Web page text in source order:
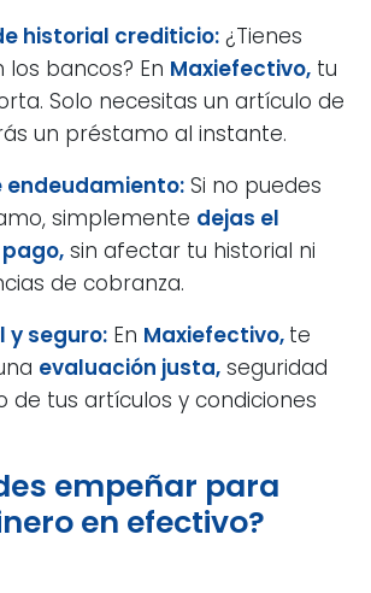
historial crediticio: ¿Tienes
bancos? En Maxiefectivo, tu
Solo necesitas un artículo de
un préstamo al instante.
endeudamiento: Si no puedes
simplemente dejas el
sin afectar tu historial ni
de cobranza.
y seguro: En Maxiefectivo, te
evaluación justa, seguridad
de tus artículos y condiciones
empeñar para
en efectivo?